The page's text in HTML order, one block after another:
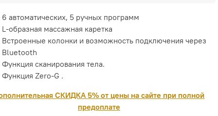
6 автоматических, 5 ручных программ
L-образная массажная каретка
Встроенные колонки и возможность подключения через
Bluetooth
Функция сканирования тела.
Функция Zero-G .
СКИДКА 5% от цены на сайте при полной
предоплате